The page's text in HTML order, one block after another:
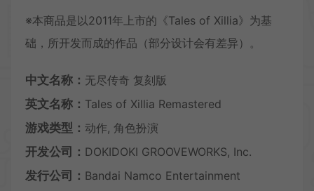
※本商品是以2011年上市的《Tales of Xillia》为基
础，所开发而成的作品（部分设计会有差异）。
中文名称： 无尽传奇 复刻版
英文名称： Tales of Xillia Remastered
游戏类型： 动作, 角色扮演
开发公司： DOKIDOKI GROOVEWORKS, Inc.
发行公司： Bandai Namco Entertainment